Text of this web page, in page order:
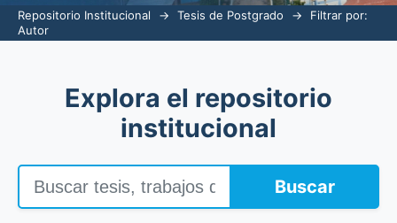
Repositorio Institucional → Tesis de Postgrado →
Filtrar por:
Autor
Explora el repositorio
institucional
Buscar